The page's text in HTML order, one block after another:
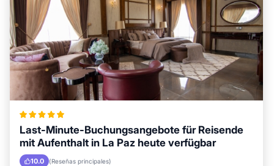
Last-Minute-Buchungsangebote für Reisende
mit Aufenthalt in La Paz heute verfügbar
10.0 (Reseñas principales)